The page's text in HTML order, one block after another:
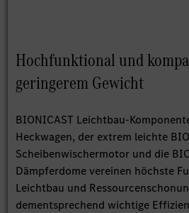
Hochfunktional und
geringerem Gewicht
BIONICAST Leichtbau-
Heckwagen, der extrem leichte
Scheibenwischermotor und die
Dämpferdome vereinen höchste
Leichtbau und
dementsprechend wichtige